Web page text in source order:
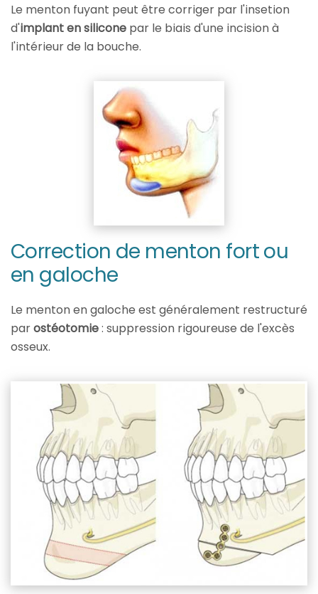
Le menton fuyant peut être corriger par l'insetion
d'implant en silicone par le biais d'une incision à
l'intérieur de la bouche.
Correction de menton fort ou
en galoche
Le menton en galoche est généralement restructuré
parostéotomie: suppression rigoureuse de l'excès
osseux.